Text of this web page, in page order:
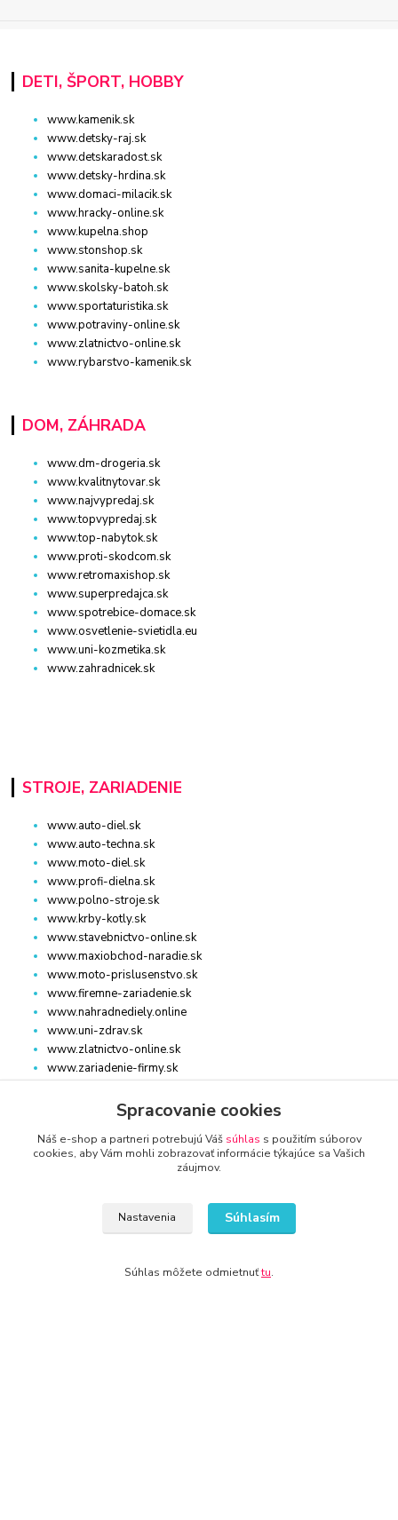
DETI, ŠPORT, HOBBY
www.kamenik.sk
www.detsky-raj.sk
www.detskaradost.sk
www.detsky-hrdina.sk
www.domaci-milacik.sk
www.hracky-online.sk
www.kupelna.shop
www.stonshop.sk
www.sanita-kupelne.sk
www.skolsky-batoh.sk
www.sportaturistika.sk
www.potraviny-online.sk
www.zlatnictvo-online.sk
www.rybarstvo-kamenik.sk
DOM, ZÁHRADA
www.dm-drogeria.sk
www.kvalitnytovar.sk
www.najvypredaj.sk
www.topvypredaj.sk
www.top-nabytok.sk
www.proti-skodcom.sk
www.retromaxishop.sk
www.superpredajca.sk
www.spotrebice-domace.sk
www.osvetlenie-svietidla.eu
www.uni-kozmetika.sk
www.zahradnicek.sk
STROJE, ZARIADENIE
www.auto-diel.sk
www.auto-techna.sk
www.moto-diel.sk
www.profi-dielna.sk
www.polno-stroje.sk
www.krby-kotly.sk
www.stavebnictvo-online.sk
www.maxiobchod-naradie.sk
www.moto-prislusenstvo.sk
www.firemne-zariadenie.sk
www.nahradnediely.online
www.uni-zdrav.sk
www.zlatnictvo-online.sk
www.zariadenie-firmy.sk
Kontakty
Spracovanie cookies
Náš e-shop a partneri potrebujú Váš súhlas s použitím súborov
cookies, aby Vám mohli zobrazovať informácie týkajúce sa Vašich
záujmov.
Nastavenia Súhlasím
Súhlas môžete odmietnuťtu.